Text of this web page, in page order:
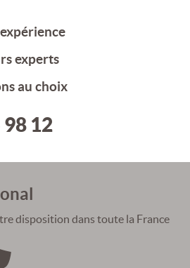
experts
au choix
98 12
disposition dans toute la France